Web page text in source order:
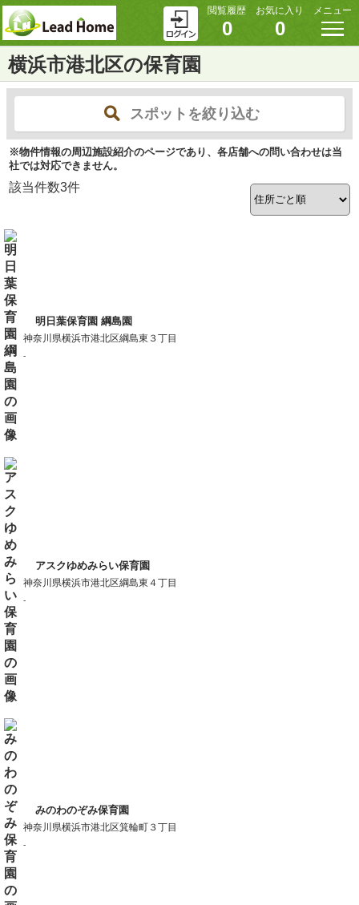
閲覧履歴
0
お気に入り
0
メニュー
横浜市港北区の保育園
スポットを絞り込む
※物件情報の周辺施設紹介のページであり、各店舗への問い合わせは当
社では対応できません。
該当件数3件
明日葉保育園 綱島園
神奈川県横浜市港北区綱島東３丁目
-
アスクゆめみらい保育園
神奈川県横浜市港北区綱島東４丁目
-
みのわのぞみ保育園
神奈川県横浜市港北区箕輪町３丁目
-